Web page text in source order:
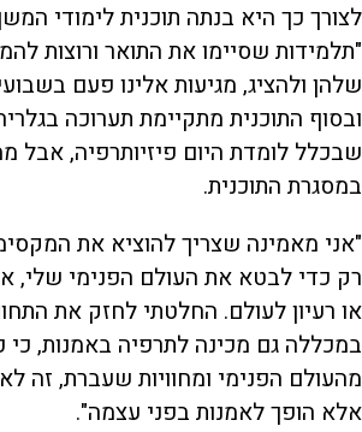
לצורך כך היא בנתה תוכנית לימודי
"תלמידות שסיימו את התואר ורוצות
שלהן ולהציג, מגיעות אלינו פעם
ובסוף התוכנית מתקיימת תערוכה
שבכלל לומדת היום פיזיותרפיה, אבל
במסגרת התוכנית.
"אני מאמינה שצריך להוציא את
רק כדי לבטא את העולם הפנימי שלי,
או רעיון לעולם. החלטתי לחזק את
במכללה גם מכינה לתרפיה באמנות, כי
מהעולם הפנימי ומחוויות שעברת, זה
אלא הופך לאמנות בפני עצמה".